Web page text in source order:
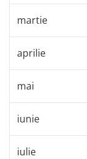
martie
aprilie
mai
iunie
iulie